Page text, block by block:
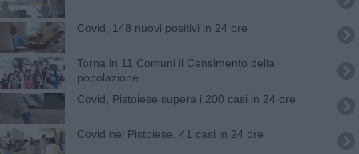
Covid, 148 nuovi positivi in 24 ore
Torna in 11 Comuni il Censimento della
popolazione
Covid, Pistoiese supera i 200 casi in 24 ore
Covid nel Pistoiese, 41 casi in 24 ore